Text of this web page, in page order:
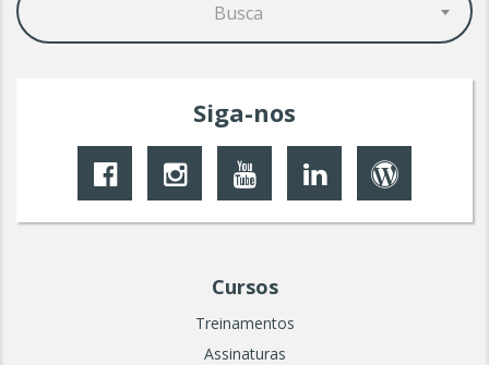
Busca
Siga-nos
Cursos
Treinamentos
Assinaturas